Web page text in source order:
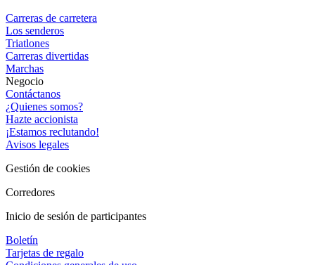
Carreras de carretera
Los senderos
Triatlones
Carreras divertidas
Marchas
Negocio
Contáctanos
¿Quienes somos?
Hazte accionista
¡Estamos reclutando!
Avisos legales
Gestión de cookies
Corredores
Inicio de sesión de participantes
Boletín
Tarjetas de regalo